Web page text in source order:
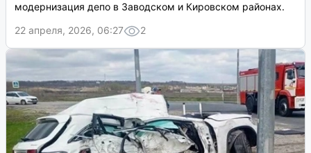
модернизация депо в Заводском и Кировском районах.
22 апреля, 2026, 06:27
2